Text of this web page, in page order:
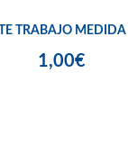
TRABAJO MEDIDA
1,00€